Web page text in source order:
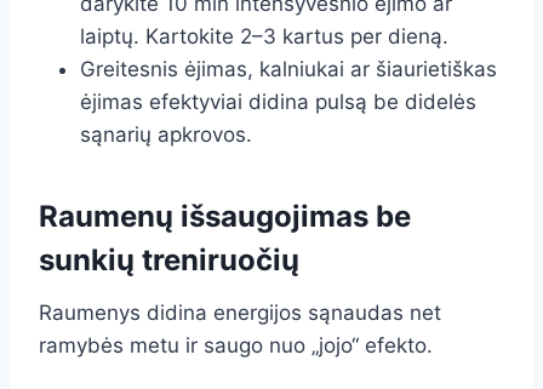
laiptų. Kartokite 2–3 kartus per dieną.
Greitesnis ėjimas, kalniukai ar šiaurietiškas
ėjimas efektyviai didina pulsą be didelės
sąnarių apkrovos.
Raumenų išsaugojimas be
sunkių treniruočių
Raumenys didina energijos sąnaudas net
ramybės metu ir saugo nuo „jojo“ efekto.